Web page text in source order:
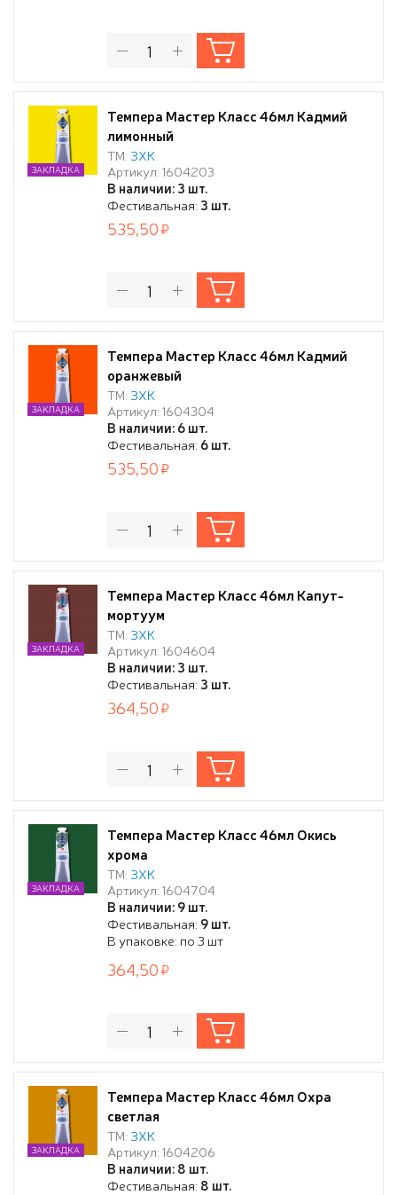
Темпера Мастер Класс 46мл Кадмий
лимонный
ТМ: ЗХК
Артикул: 1604203
В наличии: 3 шт.
Фестивальная: 3 шт.
ЗАКЛАДКА
535,50
Темпера Мастер Класс 46мл Кадмий
оранжевый
ТМ: ЗХК
Артикул: 1604304
В наличии: 6 шт.
Фестивальная: 6 шт.
ЗАКЛАДКА
535,50
Темпера Мастер Класс 46мл Капут-
мортуум
ТМ: ЗХК
Артикул: 1604604
В наличии: 3 шт.
Фестивальная: 3 шт.
ЗАКЛАДКА
364,50
Темпера Мастер Класс 46мл Окись
хрома
ТМ: ЗХК
Артикул: 1604704
В наличии: 9 шт.
Фестивальная: 9 шт.
В упаковке: по 3 шт
ЗАКЛАДКА
364,50
Темпера Мастер Класс 46мл Охра
светлая
ТМ: ЗХК
Артикул: 1604206
В наличии: 8 шт.
Фестивальная: 8 шт.
ЗАКЛАДКА